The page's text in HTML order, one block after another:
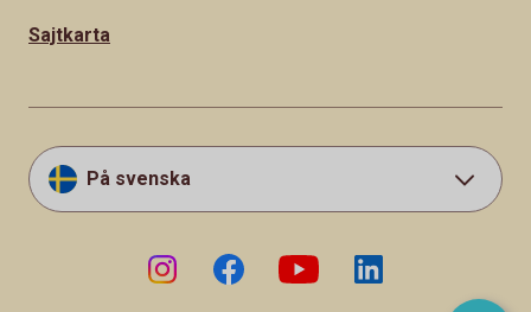
Sajtkarta
På svenska